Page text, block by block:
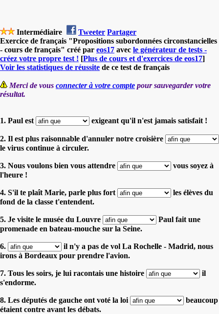
Intermédiaire Tweeter Partager
Exercice de français "Propositions subordonnées circonstancielles
- cours de français" créé par eos17 avec le générateur de tests -
créez votre propre test ! [Plus de cours et d'exercices de eos17]
Voir les statistiques de réussite de ce test de français
Merci de vous connecter à votre compte pour sauvegarder votre
résultat.
1. Paul est exigeant qu'il n'est jamais satisfait !
2. Il est plus raisonnable d'annuler notre croisière
le virus continue à circuler.
3. Nous voulons bien vous attendre
vous soyez à
l'heure !
4. S'il te plaît Marie, parle plus fort
les élèves du
fond de la classe t'entendent.
5. Je visite le musée du Louvre
Paul fait une
promenade en bateau-mouche sur la Seine.
6.
il n'y a pas de vol La Rochelle - Madrid, nous
irons à Bordeaux pour prendre l'avion.
7. Tous les soirs, je lui racontais une histoire
il
s'endorme.
8. Les députés de gauche ont voté la loi
beaucoup
étaient contre avant les débats.